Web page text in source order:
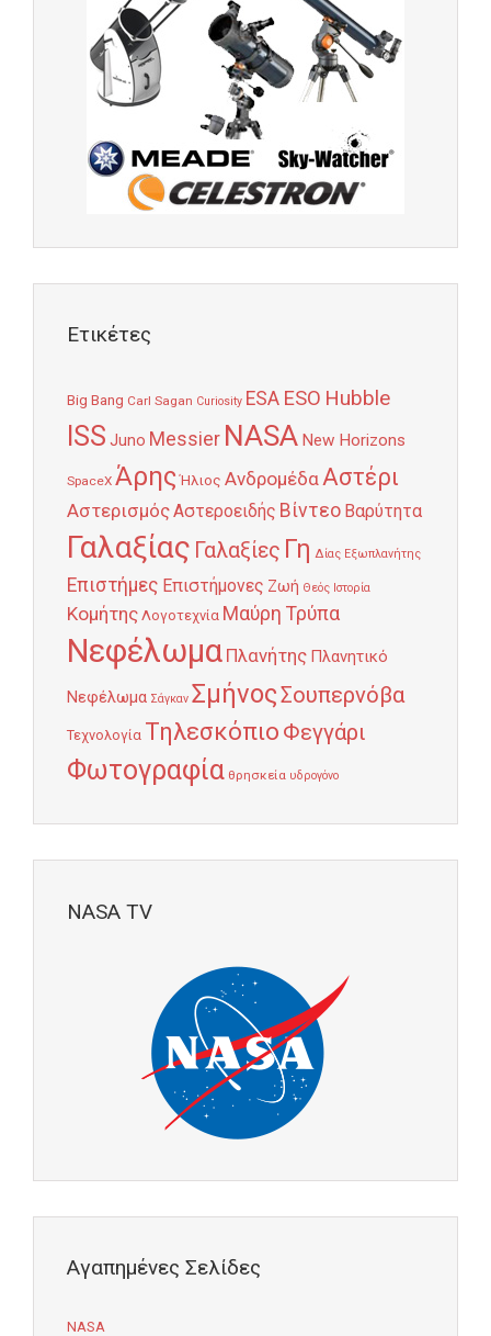
Ετικέτες
Big Bang Carl Sagan Curiosity ESA ESO Hubble
ISS Juno Messier NASA New Horizons
SpaceX Άρης Ήλιος ΑνδρομέδαΑστέρι
ΑστερισμόςΑστεροειδής Βίντεο Βαρύτητα
Γαλαξίας Γαλαξίες Γη Δίας Εξωπλανήτης
Επιστήμες Επιστήμονες Ζωή Θεός Ιστορία
Κομήτης Λογοτεχνία Μαύρη Τρύπα
Νεφέλωμα Πλανήτης Πλανητικό
Νεφέλωμα Σάγκαν ΣμήνοςΣουπερνόβα
Τεχνολογία Τηλεσκόπιο Φεγγάρι
Φωτογραφία θρησκεία υδρογόνο
NASA TV
Αγαπημένες Σελίδες
NASA